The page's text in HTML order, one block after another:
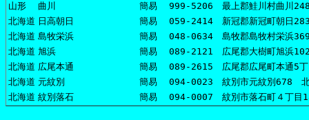
山形
曲川 簡易
999-5206 最上郡鮭川村曲川
北海道 日高朝日 簡易
059-2414 新冠郡新冠町朝日
北海道 島牧栄浜 簡易
048-0634 島牧郡島牧村栄浜
北海道 旭浜 簡易
089-2121 広尾郡大樹町旭浜
北海道 広尾本通 簡易
089-2615 広尾郡広尾町本通5
北海道 元紋別 簡易
094-0023 紋別市元紋別678 北
北海道 紋別落石 簡易 094-0007 紋別市落石町４丁目